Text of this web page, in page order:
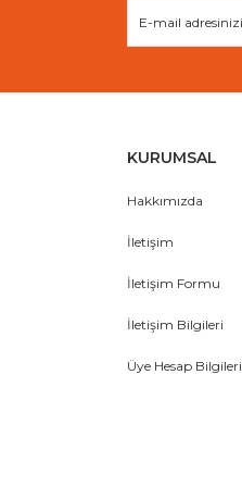
KURUMSAL
Hakkımızda
İletişim
İletişim Formu
İletişim Bilgileri
Üye Hesap Bilgileri